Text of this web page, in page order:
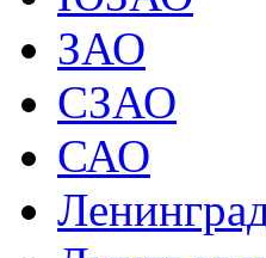
ЗАО
СЗАО
САО